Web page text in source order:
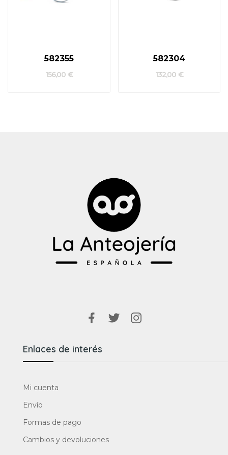
582355
156,00 €
582304
132,00 €
Enlaces de interés
Mi cuenta
Envío
Formas de pago
Cambios y devoluciones